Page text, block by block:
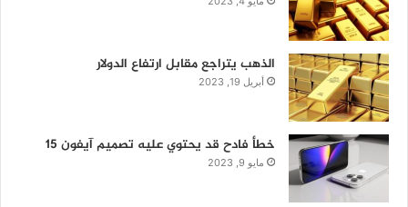
الذهب يتراجع مقابل ارتفاع الدولار
أبريل 19, 2023
خطأ فادح قد يحتوي عليه تصميم آيفون 15
مايو 9, 2023